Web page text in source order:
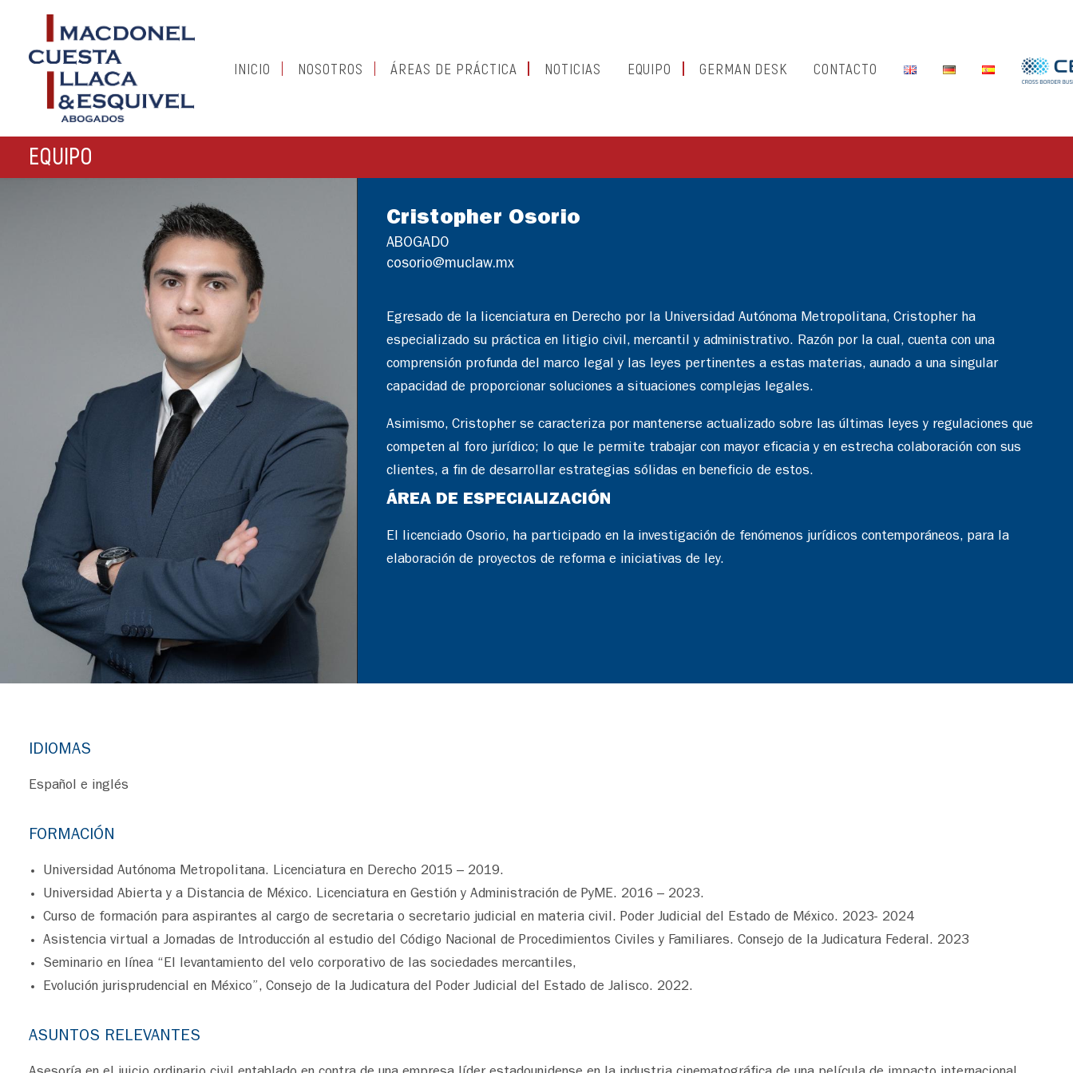
INICIO NOSOTROS ÁREAS DE PRÁCTICA NOTICIAS EQUIPO GERMAN DESK CONTACTO
EQUIPO
Cristopher Osorio
ABOGAD0
cosorio@muclaw.mx
Egresado de la licenciatura en Derecho por la Universidad Autónoma Metropolitana, Cristopher ha
especializado su práctica en litigio civil, mercantil y administrativo. Razón por la cual, cuenta con una
comprensión profunda del marco legal y las leyes pertinentes a estas materias, aunado a una singular
capacidad de proporcionar soluciones a situaciones complejas legales.
Asimismo, Cristopher se caracteriza por mantenerse actualizado sobre las últimas leyes y regulaciones que
competen al foro jurídico; lo que le permite trabajar con mayor eficacia y en estrecha colaboración con sus
clientes, a fin de desarrollar estrategias sólidas en beneficio de estos.
ÁREA DE ESPECIALIZACIÓN
El licenciado Osorio, ha participado en la investigación de fenómenos jurídicos contemporáneos, para la
elaboración de proyectos de reforma e iniciativas de ley.
IDIOMAS
Español e inglés
FORMACIÓN
Universidad Autónoma Metropolitana. Licenciatura en Derecho 2015 – 2019.
Universidad Abierta y a Distancia de México. Licenciatura en Gestión y Administración de PyME. 2016 – 2023.
Curso de formación para aspirantes al cargo de secretaria o secretario judicial en materia civil. Poder Judicial del Estado de México. 2023- 2024
Asistencia virtual a Jornadas de Introducción al estudio del Código Nacional de Procedimientos Civiles y Familiares. Consejo de la Judicatura Federal. 2023
Seminario en línea “El levantamiento del velo corporativo de las sociedades mercantiles,
Evolución jurisprudencial en México”, Consejo de la Judicatura del Poder Judicial del Estado de Jalisco. 2022.
ASUNTOS RELEVANTES